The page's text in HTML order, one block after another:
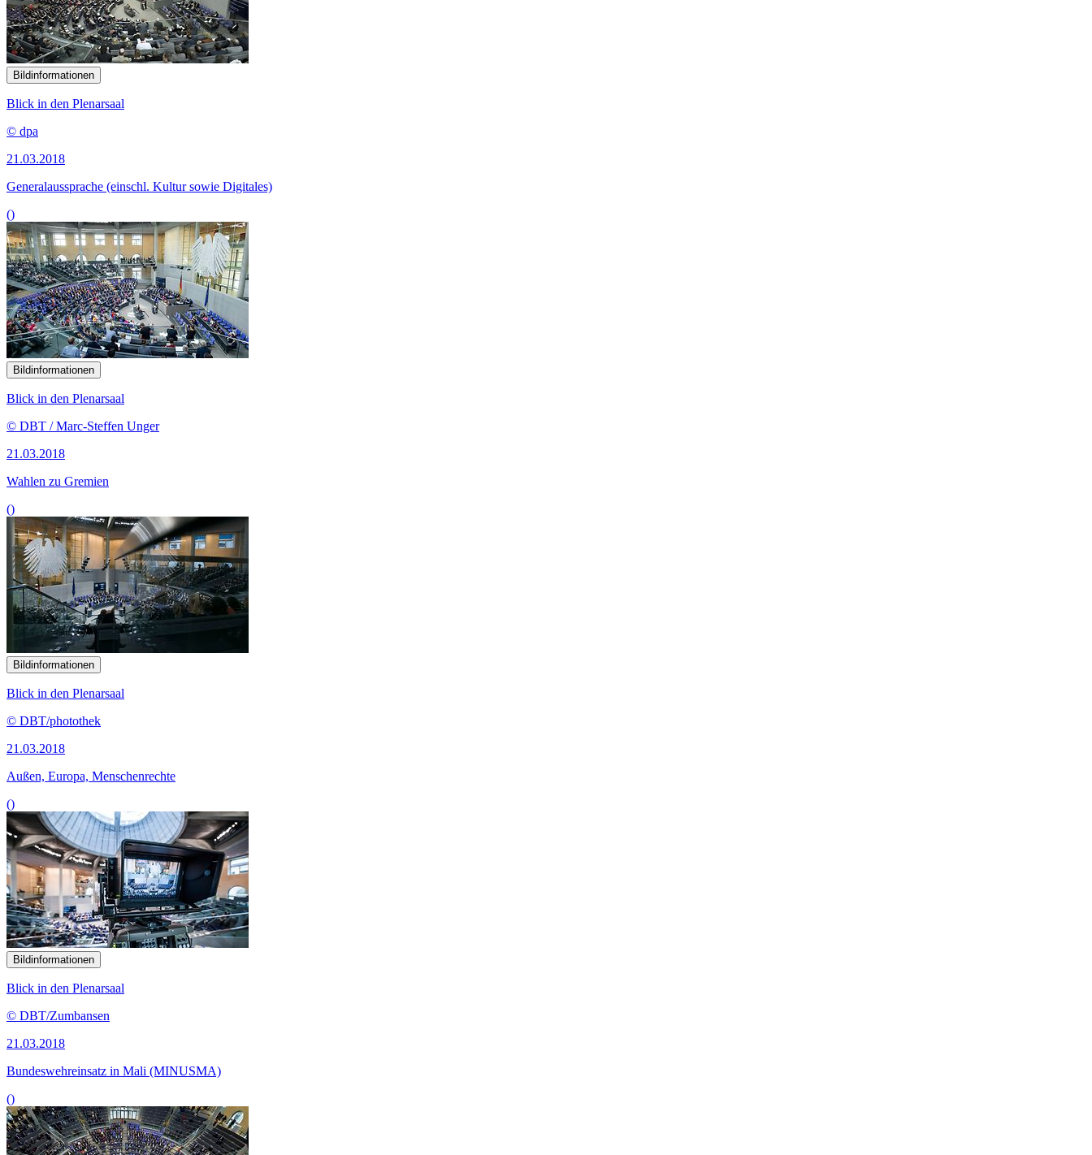
Bildinformationen
Blick in den Plenarsaal
© dpa
21.03.2018
Generalaussprache (einschl. Kultur sowie Digitales)
()
Bildinformationen
Blick in den Plenarsaal
© DBT / Marc-Steffen Unger
21.03.2018
Wahlen zu Gremien
()
Bildinformationen
Blick in den Plenarsaal
© DBT/photothek
21.03.2018
Außen, Europa, Menschenrechte
()
Bildinformationen
Blick in den Plenarsaal
© DBT/Zumbansen
21.03.2018
Bundeswehreinsatz in Mali (MINUSMA)
()